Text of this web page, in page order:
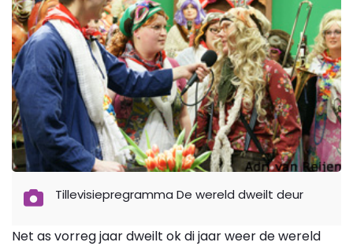
Tillevisiepregramma De wereld dweilt deur
Net as vorreg jaar dweilt ok di jaar weer de wereld